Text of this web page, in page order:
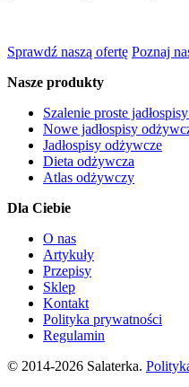
Sprawdź naszą ofertę Poznaj
Nasze produkty
Szalenie proste
Nowe jadłospisy
Jadłospisy odżywcze
Dieta odżywcza
Atlas odżywczy
Dla Ciebie
O nas
Artykuły
Przepisy
Sklep
Kontakt
Polityka prywatności
Regulamin
© 2014-2026 Salaterka.